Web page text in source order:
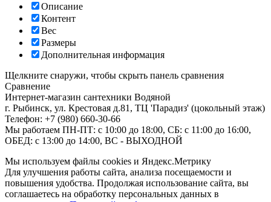
Описание
Контент
Вес
Размеры
Дополнительная информация
Щелкните снаружи, чтобы скрыть панель сравнения
Сравнение
Интернет-магазин сантехники Водяной
г. Рыбинск, ул. Крестовая д.81, ТЦ 'Парадиз' (цокольный этаж)
Телефон: +7 (980) 660-30-66
Мы работаем ПН-ПТ: с 10:00 до 18:00, СБ: с 11:00 до 16:00,
ОБЕД: с 13:00 до 14:00, ВС - ВЫХОДНОЙ
Мы используем файлы cookies и Яндекс.Метрику
Для улучшения работы сайта, анализа посещаемости и
повышения удобства. Продолжая использование сайта, вы
соглашаетесь на обработку персональных данных в